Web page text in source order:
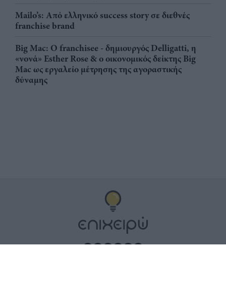
Mailo’s: Από ελληνικό success story σε διεθνές
franchise brand
Big Mac: Ο franchisee - δημιουργός Delligatti, η
«νονά» Esther Rose & ο οικονομικός δείκτης Big
Mac ως εργαλείο μέτρησης της αγοραστικής
δύναμης